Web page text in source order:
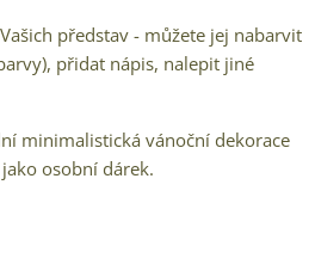
představ - můžete jej nabarvit
přidat nápis, nalepit jiné
minimalistická vánoční dekorace
osobní dárek.